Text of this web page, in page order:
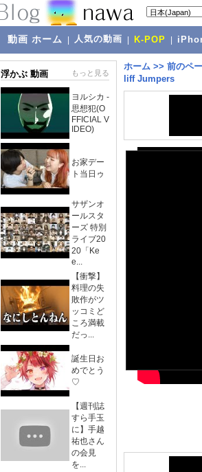
動画 ホーム 人気の動画 K-POP
浮かぶ 動画 もっと見る
ヨルシカ -
思想犯(O
FFICIAL V
IDEO)
お家デー
ト当日ゥ
サザンオ
ールスタ
ーズ 特別
ライブ20
20「Ke
e...
【衝撃】
料理の失
敗作がツ
ッコミど
ころ満載
だっ...
誕生日お
めでとう
♡
【週刊誌
すら手玉
に】手越
祐也さん
の会見
を...
ホーム >> 前のペ
liff Jumpers